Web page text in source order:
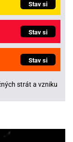
Stav si
Stav si
Stav si
strát a vzniku